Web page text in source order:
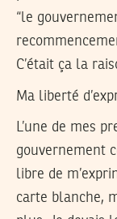
“le
C’était ça la
Ma liberté
L’une de mes
gouvernement
libre de
carte blanche,